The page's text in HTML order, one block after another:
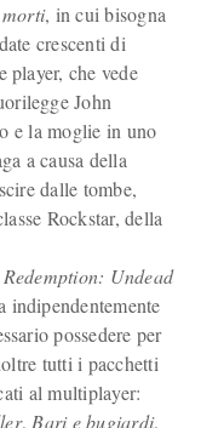
, in cui bisogna
crescenti di
player, che vede
John
e la moglie in uno
a causa della
dalle tombe,
Rockstar, della
Undead
indipendentemente
possedere per
tutti i pacchetti
al multiplayer:
, Bari e bugiardi.